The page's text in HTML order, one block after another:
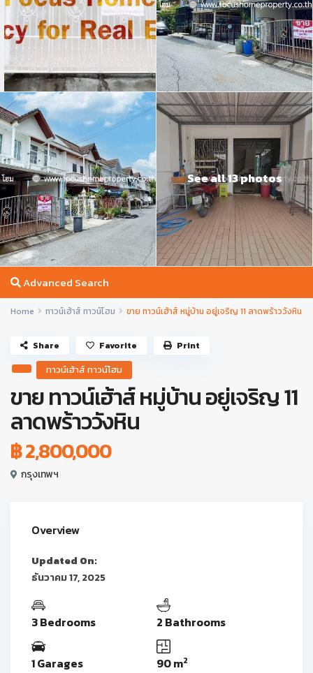
See all 13 photos
Advanced Search
Home ทาวน์เฮ้าส์ ทาวน์โฮม ขาย ทาวน์เฮ้าส์ หมู่บ้าน อยู่เจริญ 11 ลาดพร้าววังหิน
ทาวน์เฮ้าส์ ทาวน์โฮม
ขาย ทาวน์เฮ้าส์ หมู่บ้าน อยู่เจริญ 11
ลาดพร้าววังหิน
฿ 2,800,000
กรุงเทพฯ
Share Favorite Print
Overview
Updated On:
ธันวาคม 17, 2025
3 Bedrooms 2 Bathrooms
1 Garages 90 m2